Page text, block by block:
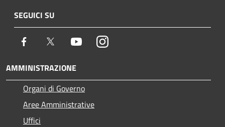
SEGUICI SU
Facebook Twitter YoutubeInstagram
AMMINISTRAZIONE
Organi di Governo
Aree Amministrative
Uffici